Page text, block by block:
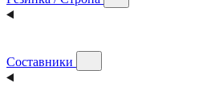
Составники